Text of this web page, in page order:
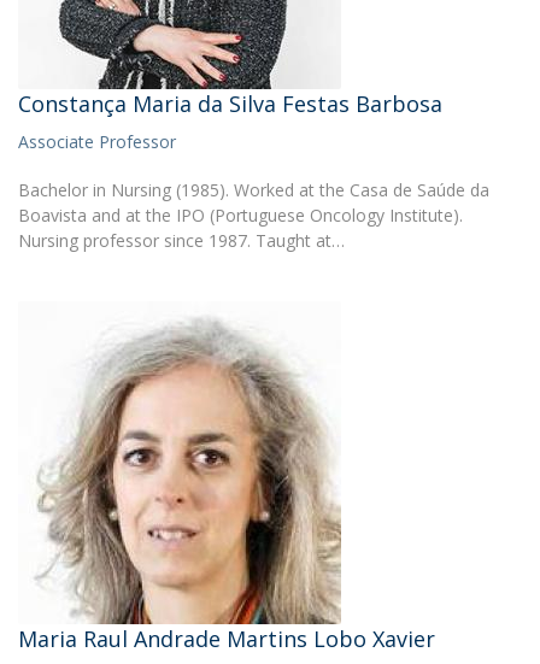
Constança Maria da Silva Festas Barbosa
Associate Professor
Bachelor in Nursing (1985). Worked at the Casa de Saúde da
Boavista and at the IPO (Portuguese Oncology Institute).
Nursing professor since 1987. Taught at…
Maria Raul Andrade Martins Lobo Xavier